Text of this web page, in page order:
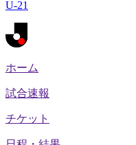
U-21
ホーム
試合速報
チケット